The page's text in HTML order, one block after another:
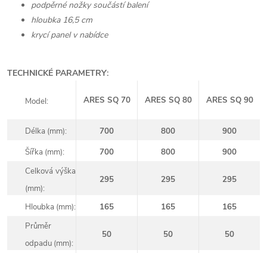
podpěrné nožky součástí balení
hloubka 16,5 cm
krycí panel v nabídce
TECHNICKÉ PARAMETRY:
Model: ARES SQ 70 ARES SQ 80 ARES SQ 90
Délka (mm): 700 800
900
Šířka (mm):
700 800
900
Celková výška
(mm):
295 295 295
Hloubka (mm): 165 165
165
Průměr
odpadu (mm):
50 50 50